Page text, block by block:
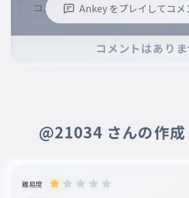
Ankey をプレイしてコメ
※コメントするには、ログインが必要です。
コメントはあり
@21034 さんの作
難易度